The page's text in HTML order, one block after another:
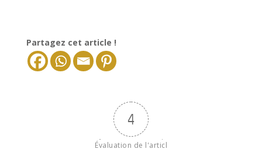
Partagez cet article !
4
Évaluation de l'articl